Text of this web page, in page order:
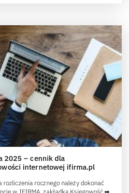
2025 – cennik dla
internetowej ifirma.pl
rozliczenia rocznego należy dokonać